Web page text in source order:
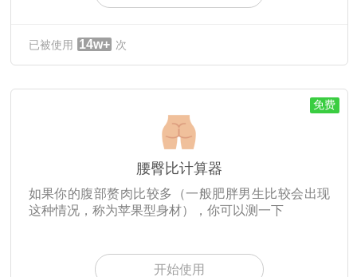
已被使用 14w+ 次
免费
腰臀比计算器
如果你的腹部赘肉比较多（一般肥胖男生比较会出现
这种情况，称为苹果型身材），你可以测一下
开始使用